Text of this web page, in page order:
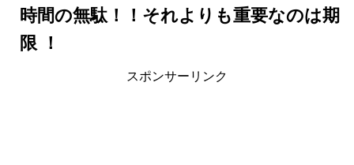
時間の無駄！！それよりも重要なのは期
限 ！
スポンサーリンク